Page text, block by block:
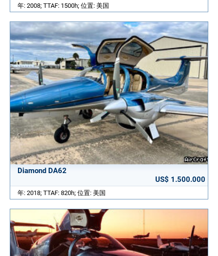
年: 2008; TTAF: 1500h; 位置: 美国
Diamond DA62
US$ 1.500.000
年: 2018; TTAF: 820h; 位置: 美国